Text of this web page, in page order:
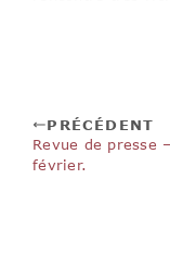
PRÉCÉDENT
Revue de presse
février.